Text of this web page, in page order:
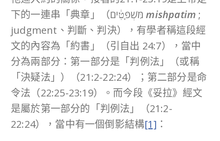
下的一連串「典章」（מִּשְׁפָּטִ֔יםmishpatim ;
judgment、判斷、判決），有學者稱這段經
文的內容為「約書」（引自出 24:7），當中
分為兩部分：第一部分是「判例法」（或稱
「決疑法」）（21:2-22:24）；第二部分是命
令法（22:25-23:19）。而今段《妥拉》經文
是屬於第一部分的「判例法」（21:2-
22:24），當中有一個倒影結構[1] ：